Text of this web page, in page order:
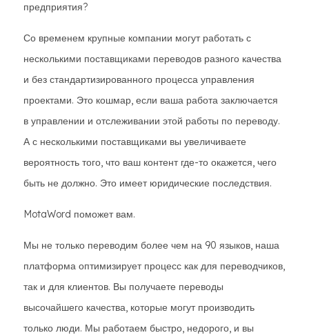
предприятия?
Со временем крупные компании могут работать с
несколькими поставщиками переводов разного качества
и без стандартизированного процесса управления
проектами. Это кошмар, если ваша работа заключается
в управлении и отслеживании этой работы по переводу.
А с несколькими поставщиками вы увеличиваете
вероятность того, что ваш контент где-то окажется, чего
быть не должно. Это имеет юридические последствия.
MotaWord поможет вам.
Мы не только переводим более чем на 90 языков, наша
платформа оптимизирует процесс как для переводчиков,
так и для клиентов. Вы получаете переводы
высочайшего качества, которые могут производить
только люди. Мы работаем быстро, недорого, и вы